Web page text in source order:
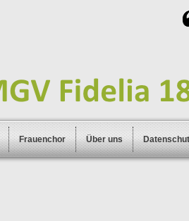
Frauenchor Über uns